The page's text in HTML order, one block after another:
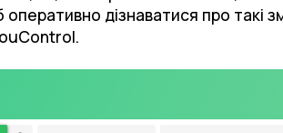
дізнаватися про такі